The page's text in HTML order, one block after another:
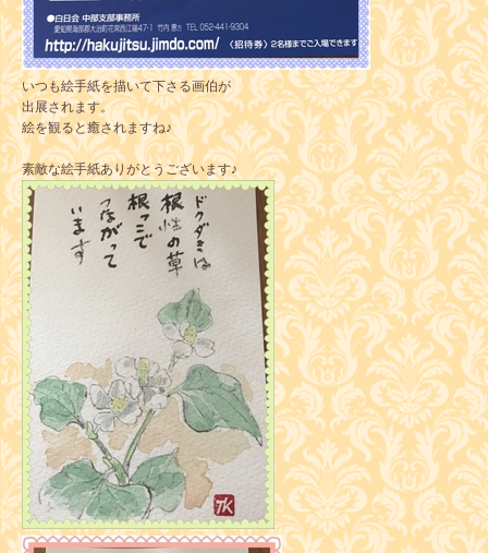
いつも絵手紙を描いて下さる画伯が
出展されます。
絵を観ると癒されますね♪
素敵な絵手紙ありがとうございます♪